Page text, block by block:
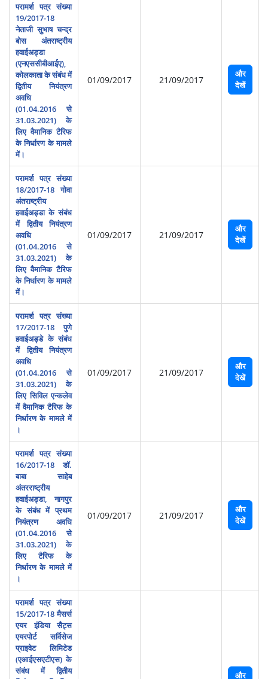
परामर्श पत्र संख्‍या
19/2017-18
नेताजी सुभाष चन्‍द्र
बोस अंतराष्‍ट्रीय
हवाईअड्डा
(एनएससीबीआईए),
कोलकाता के संबंध में
द्वितीय नियंत्रण
अवधि
(01.04.2016 से
31.03.2021) के
लिए वैमानिक टैरिफ
के निर्धारण के मामले
में।
01/09/2017 21/09/2017
और
देखें
परामर्श पत्र संख्‍या
18/2017-18 गोवा
अंतराष्‍ट्रीय
हवाईअड्डा के संबंध
में द्वितीय नियंत्रण
अवधि
(01.04.2016 से
31.03.2021) के
लिए वैमानिक टैरिफ
के निर्धारण के मामले
में।
01/09/2017 21/09/2017
और
देखें
परामर्श पत्र संख्या
17/2017-18 पुणे
हवाईअड्डे के संबंध
में द्वितीय नियंत्रण
अवधि
(01.04.2016 से
31.03.2021) के
लिए सिविल एन्‍कलेव
में वैमानिक टैरिफ के
निर्धारण के मामले में
।
01/09/2017 21/09/2017
और
देखें
परामर्श पत्र संख्या
16/2017-18 डॉ.
बाबा साहेब
अंतरराष्‍ट्रीय
हवाईअड्डा, नागपुर
के संबंध में प्रथम
नियंत्रण अवधि
(01.04.2016 से
31.03.2021) के
लिए टैरिफ के
निर्धारण के मामले में
।
01/09/2017 21/09/2017
और
देखें
परामर्श पत्र संख्या
15/2017-18 मैसर्स
एयर इं‍डिया सैट्स
एयरपोर्ट सर्विसेज
प्राइवेट लिमिटेड
(एआईएसएटीएस) के
संबंध में द्वितीय
और